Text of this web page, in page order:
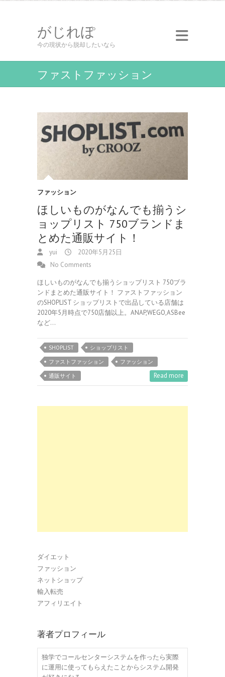
がじれぽ
今の現状から脱却したいなら
ファストファッション
ファッション
ほしいものがなんでも揃うシ
ョップリスト 750ブランドま
とめた通販サイト！
yui
2020年5月25日
No Comments
ほしいものがなんでも揃うショップリスト 750ブラ
ンドまとめた通販サイト！ ファストファッション
のSHOPLIST ショップリストで出品している店舗は
2020年5月時点で750店舗以上。ANAP,WEGO,ASBee
など…
SHOPLIST
ショップリスト
ファストファッション
ファッション
通販サイト
Read more
ダイエット
ファッション
ネットショップ
輸入転売
アフィリエイト
著者プロフィール
独学でコールセンターシステムを作ったら実際
に運用に使ってもらえたことからシステム開発